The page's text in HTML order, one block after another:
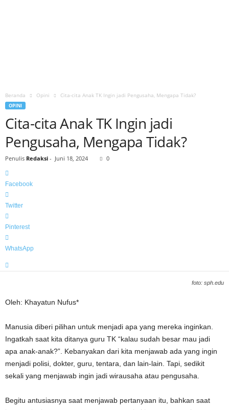
Beranda Opini Cita-cita Anak TK Ingin jadi Pengusaha, Mengapa Tidak?
OPINI
Cita-cita Anak TK Ingin jadi
Pengusaha, Mengapa Tidak?
Penulis Redaksi - Juni 18, 2024 0
Facebook
Twitter
Pinterest
WhatsApp
foto: sph.edu
Oleh: Khayatun Nufus*
Manusia diberi pilihan untuk menjadi apa yang mereka inginkan.
Ingatkah saat kita ditanya guru TK “kalau sudah besar mau jadi
apa anak-anak?”. Kebanyakan dari kita menjawab ada yang ingin
menjadi polisi, dokter, guru, tentara, dan lain-lain. Tapi, sedikit
sekali yang menjawab ingin jadi wirausaha atau pengusaha.
Begitu antusiasnya saat menjawab pertanyaan itu, bahkan saat